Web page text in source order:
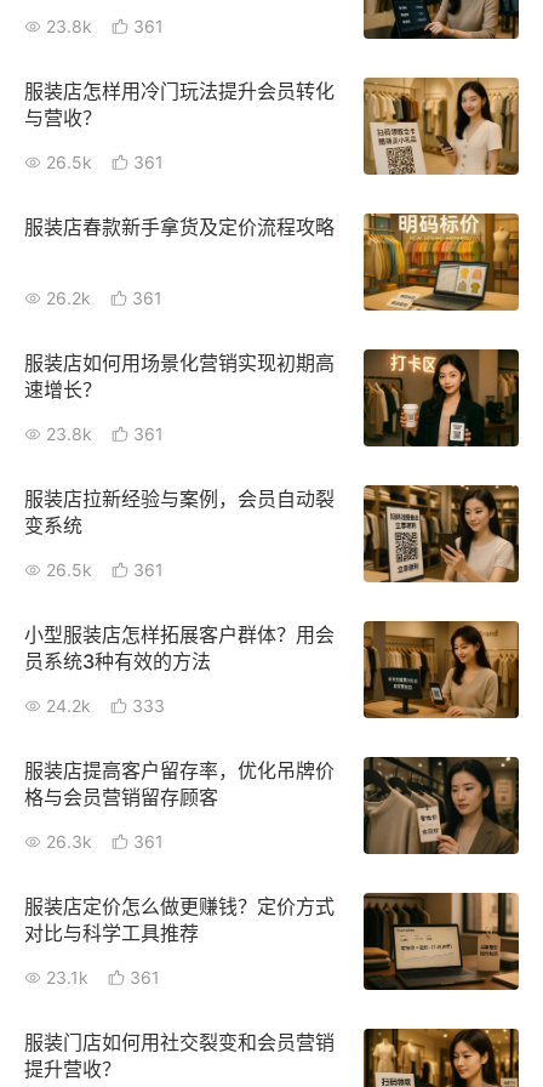
23.8k 361
服装店怎样用冷门玩法提升会员转化
与营收？
26.5k 361
服装店春款新手拿货及定价流程攻略
26.2k 361
服装店如何用场景化营销实现初期高
速增长？
23.8k 361
服装店拉新经验与案例，会员自动裂
变系统
26.5k 361
小型服装店怎样拓展客户群体？用会
员系统3种有效的方法
24.2k 333
服装店提高客户留存率，优化吊牌价
格与会员营销留存顾客
26.3k 361
服装店定价怎么做更赚钱？定价方式
对比与科学工具推荐
23.1k 361
服装门店如何用社交裂变和会员营销
提升营收？